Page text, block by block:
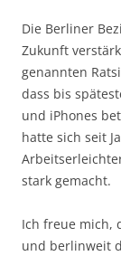
Die Berliner
Zukunft
genannten
dass bis
und iPhones
hatte sich seit
stark gemacht.
Ich freue mich,
und berlinweit